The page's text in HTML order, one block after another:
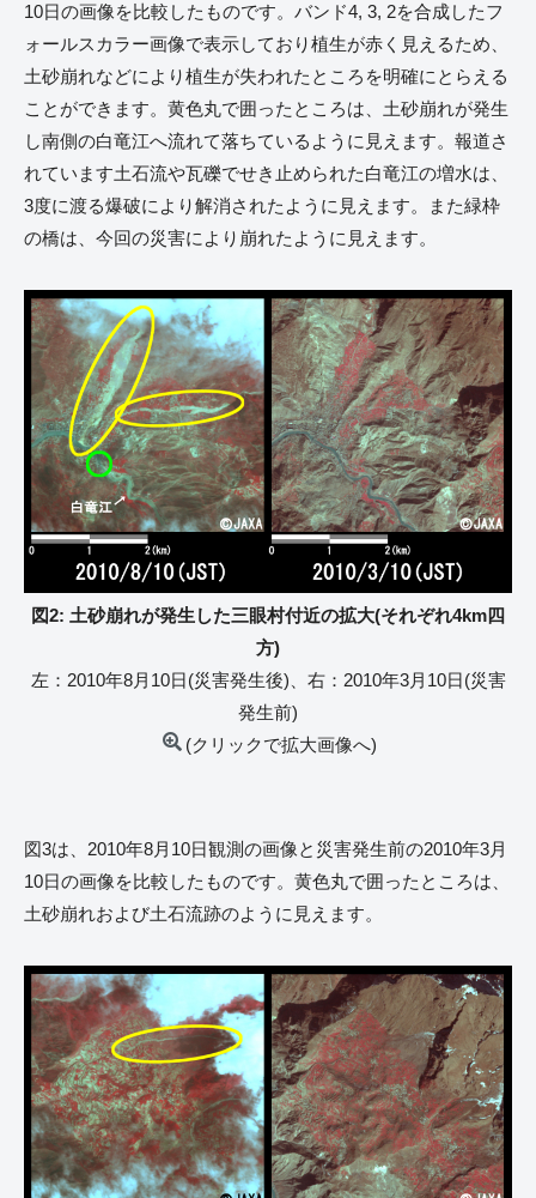
10日の画像を比較したものです。バンド4, 3, 2を合成したフ
ォールスカラー画像で表示しており植生が赤く見えるため、
土砂崩れなどにより植生が失われたところを明確にとらえる
ことができます。黄色丸で囲ったところは、土砂崩れが発生
し南側の白竜江へ流れて落ちているように見えます。報道さ
れています土石流や瓦礫でせき止められた白竜江の増水は、
3度に渡る爆破により解消されたように見えます。また緑枠
の橋は、今回の災害により崩れたように見えます。
図2: 土砂崩れが発生した三眼村付近の拡大(それぞれ4km四
方)
左：2010年8月10日(災害発生後)、右：2010年3月10日(災害
発生前)
(クリックで拡大画像へ)
図3は、2010年8月10日観測の画像と災害発生前の2010年3月
10日の画像を比較したものです。黄色丸で囲ったところは、
土砂崩れおよび土石流跡のように見えます。